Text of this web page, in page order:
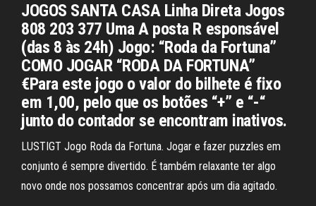
JOGOS SANTA CASA Linha Direta Jogos
808 203 377 Uma A posta R esponsável
(das 8 às 24h) Jogo: “Roda da Fortuna”
COMO JOGAR “RODA DA FORTUNA”
€Para este jogo o valor do bilhete é fixo
em 1,00, pelo que os botões “+” e “-“
junto do contador se encontram inativos.
LUSTIGT Jogo Roda da Fortuna. Jogar e fazer puzzles em
conjunto é sempre divertido. É também relaxante ter algo
novo onde nos possamos concentrar após um dia agitado.